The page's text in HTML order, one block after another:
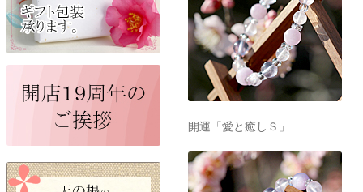
開運「愛と癒しＳ」